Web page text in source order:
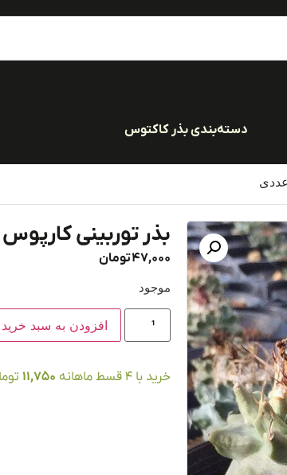
دسته‌بندی بذر کاکتوس
بذر توربینی کارپوس
47,000تومان
موجود
افزودن به سبد خرید
خرید با ۴ قسط ماهانه 11,750